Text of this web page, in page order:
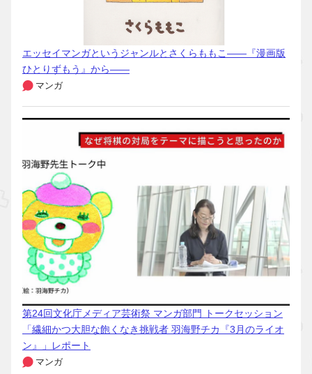
エッセイマンガというジャンルとさくらももこ――『漫画版
ひとりずもう』から――
マンガ
第24回文化庁メディア芸術祭 マンガ部門 トークセッション
「繊細かつ大胆な飽くなき挑戦者 羽海野チカ『3月のライオ
ン』」レポート
マンガ